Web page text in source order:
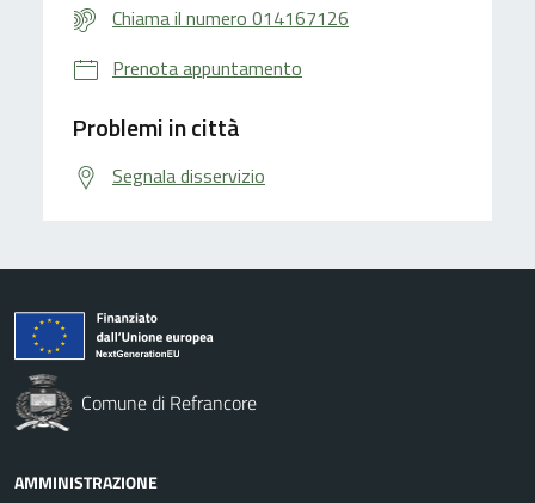
Chiama il numero 014167126
Prenota appuntamento
Problemi in città
Segnala disservizio
Comune di Refrancore
AMMINISTRAZIONE